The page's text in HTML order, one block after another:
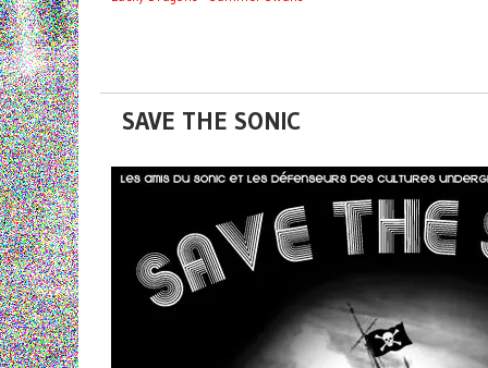
SAVE THE SONIC